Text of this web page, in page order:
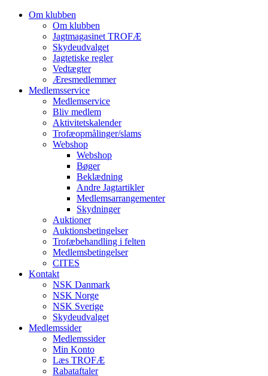
Om klubben
Om klubben
Jagtmagasinet TROFÆ
Skydeudvalget
Jagtetiske regler
Vedtægter
Æresmedlemmer
Medlemsservice
Medlemservice
Bliv medlem
Aktivitetskalender
Trofæopmålinger/slams
Webshop
Webshop
Bøger
Beklædning
Andre Jagtartikler
Medlemsarrangementer
Skydninger
Auktioner
Auktionsbetingelser
Trofæbehandling i felten
Medlemsbetingelser
CITES
Kontakt
NSK Danmark
NSK Norge
NSK Sverige
Skydeudvalget
Medlemssider
Medlemssider
Min Konto
Læs TROFÆ
Rabataftaler